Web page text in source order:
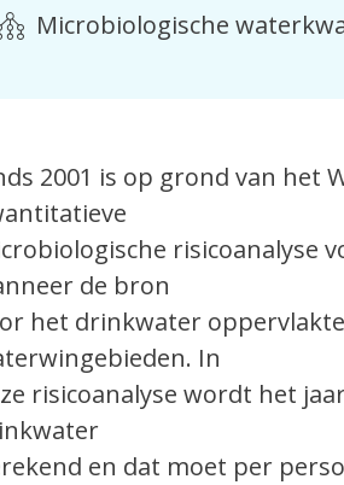
Microbiologische
2001 is op grond van het
risicoanalyse
de bron
het drinkwater
In
risicoanalyse wordt het
en dat moet per